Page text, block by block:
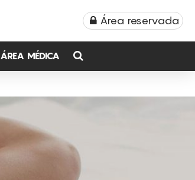
Área reservada
ÁREA MÉDICA